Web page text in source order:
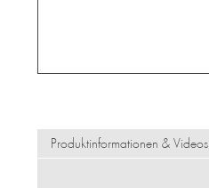
Produktinformationen & Videos